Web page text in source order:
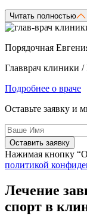
Читать полностью
Порядочная
Главврач клиники
Подробнее о враче
Оставьте заявку и
Оставить заявку
Нажимая кнопку
политикой
Лечение
спорт в